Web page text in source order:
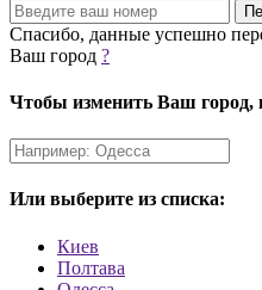
Спасибо, данные успешно
Ваш город ?
Чтобы изменить Ваш город,
Или выберите из списка:
Киев
Полтава